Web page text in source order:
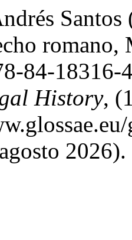
romano,
84-
History,
2026).